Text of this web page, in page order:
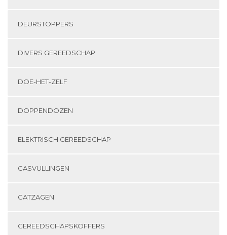
DEURSTOPPERS
DIVERS GEREEDSCHAP
DOE-HET-ZELF
DOPPENDOZEN
ELEKTRISCH GEREEDSCHAP
GASVULLINGEN
GATZAGEN
GEREEDSCHAPSKOFFERS